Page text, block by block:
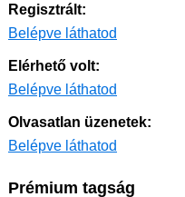
Regisztrált:
Belépve láthatod
Elérhető volt:
Belépve láthatod
Olvasatlan üzenetek:
Belépve láthatod
Prémium tagság